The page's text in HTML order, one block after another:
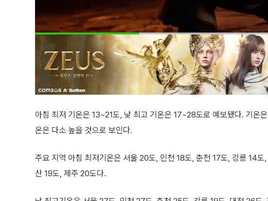
아침 최저 기온은 13~21도, 낮 최고 기온은 17~28도로 예보됐다. 기온
온은 다소 높을 것으로 보인다.
주요 지역 아침 최저기온은 서울 20도, 인천 18도, 춘천 17도, 강릉 14
산 19도, 제주 20도다.